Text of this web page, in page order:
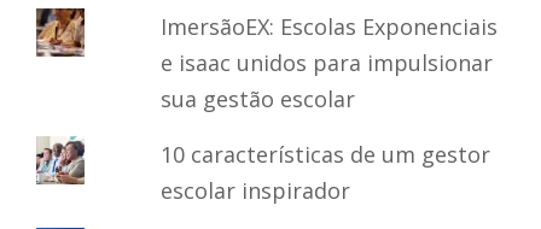
ImersãoEX: Escolas Exponenciais
e isaac unidos para impulsionar
sua gestão escolar
10 características de um gestor
escolar inspirador